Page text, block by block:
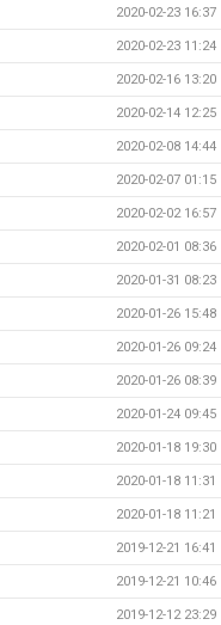
2020-02-23 16:37
2020-02-23 11:24
2020-02-16 13:20
2020-02-14 12:25
2020-02-08 14:44
2020-02-07 01:15
2020-02-02 16:57
2020-02-01 08:36
2020-01-31 08:23
2020-01-26 15:48
2020-01-26 09:24
2020-01-26 08:39
2020-01-24 09:45
2020-01-18 19:30
2020-01-18 11:31
2020-01-18 11:21
2019-12-21 16:41
2019-12-21 10:46
2019-12-12 23:29